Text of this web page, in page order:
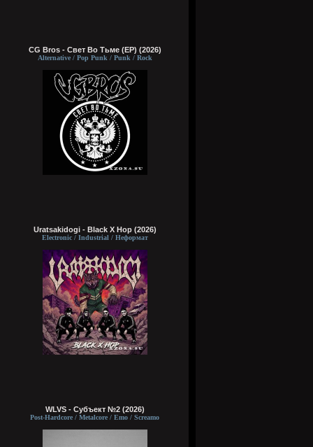
CG Bros - Свет Во Тьме (EP) (2026)
Alternative / Pop Punk / Punk / Rock
Uratsakidogi - Black X Hop (2026)
Electronic / Industrial / Неформат
WLVS - Субъект №2 (2026)
Post-Hardcore / Metalcore / Emo / Screamo